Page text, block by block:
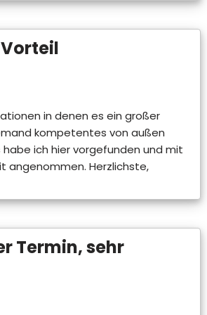
in denen es ein großer
kompetentes von außen
ich hier vorgefunden und mit
angenommen. Herzlichste,
Termin, sehr